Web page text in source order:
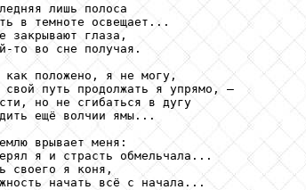
лишь полоса
в темноте освещает...
закрывают глаза,
то во сне получая.
положено, я не могу,
свой путь продолжать я упрямо, –
но не сгибаться в дугу
ещё волчии ямы...
врывает меня:
я и страсть обмельчала...
своего я коня,
начать всё с начала...